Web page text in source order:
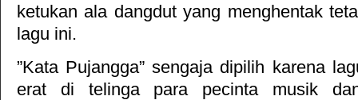
ketukan ala dangdut yang menghentak
lagu ini.
”Kata Pujangga” sengaja dipilih karena
erat di telinga para pecinta musik